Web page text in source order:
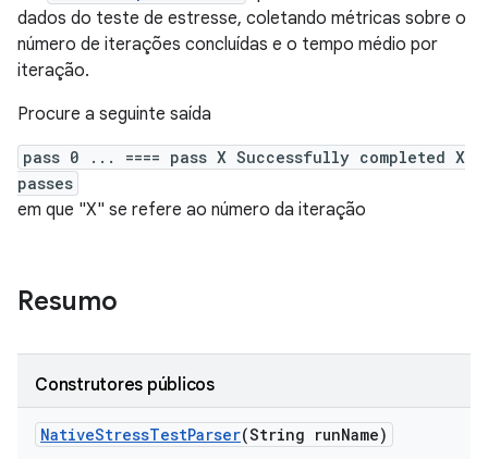
dados do teste de estresse, coletando métricas sobre o
número de iterações concluídas e o tempo médio por
iteração.
Procure a seguinte saída
pass 0 ... ==== pass X Successfully completed X
passes
em que "X" se refere ao número da iteração
Resumo
Construtores públicos
NativeStressTestParser(String runName)